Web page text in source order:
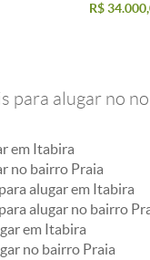
R$
para alugar no
em Itabira
no bairro Praia
alugar em Itabira
alugar no bairro
em Itabira
no bairro Praia